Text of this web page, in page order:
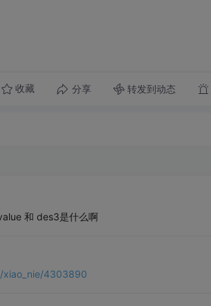
收藏 分享 转发到动态
和 des3是什么啊
4303890